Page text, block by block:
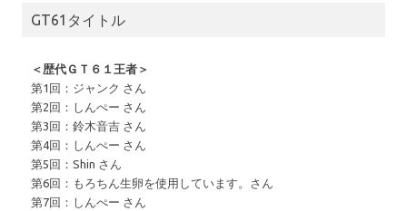
GT61タイトル
＜歴代ＧＴ６１王者＞
第1回：ジャンク さん
第2回：しんぺー さん
第3回：鈴木音吉 さん
第4回：しんぺー さん
第5回：Shin さん
第6回：もろちん生卵を使用しています。さん
第7回：しんぺー さん